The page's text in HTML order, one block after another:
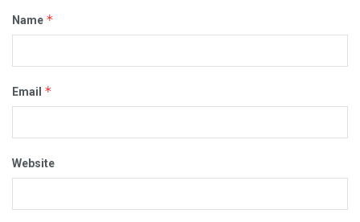
Name *
Email *
Website